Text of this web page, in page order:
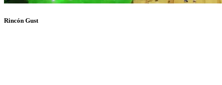
Rincón Gust